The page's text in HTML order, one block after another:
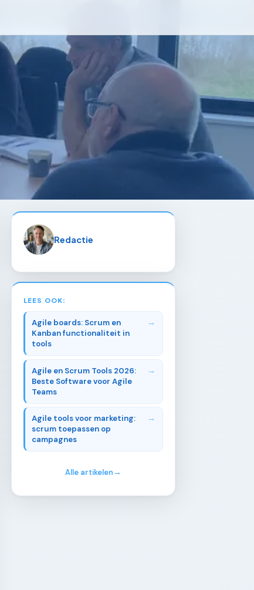
Redactie
LEES OOK:
Agile boards: Scrum en
Kanban functionaliteit in
tools
Agile en Scrum Tools 2026:
Beste Software voor Agile
Teams
Agile tools voor marketing:
scrum toepassen op
campagnes
Alle artikelen